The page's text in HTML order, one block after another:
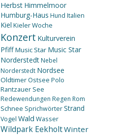
Herbst Himmelmoor
Humburg-Haus Hund Italien
Kiel Kieler Woche
Konzert Kulturverein
PfiffMusic Star Music Star
Norderstedt Nebel
Norderstedt Nordsee
OldtimerOstsee Polo
Rantzauer See
Redewendungen Regen Rom
Schnee SprichwörterStrand
Vogel Wald Wasser
Wildpark EekholtWinter